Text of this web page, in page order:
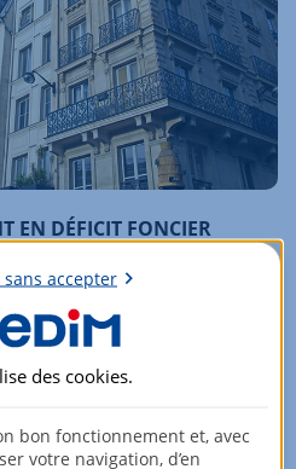
EN DÉFICIT FONCIER
locatifqui consiste à rénover un
d’entretien.
plus
accepter
des cookies.
bon fonctionnement et, avec
votre navigation, d’en